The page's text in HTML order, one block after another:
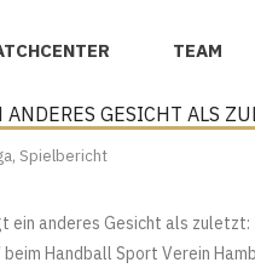
TEAM
GESICHT ALS
, Spielbericht
ein anderes Gesicht als
beim Handball Sport Verein